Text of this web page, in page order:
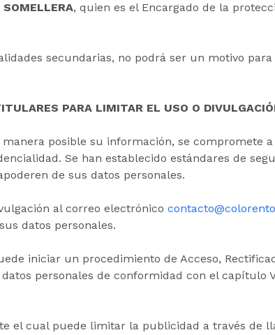
SOMELLERA, quien es el Encargado de la
secundarias, no podrá ser un motivo
PARA LIMITAR EL USO O
posible su información, se compromete
Se han establecido estándares de
de sus datos personales.
al correo electrónico
datos personales.
iniciar un procedimiento de Acceso,
personales de conformidad con el capítulo
el cual puede limitar la publicidad a través de